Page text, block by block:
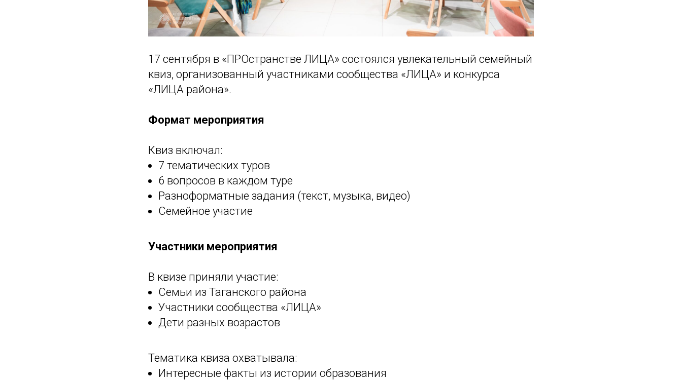
17 сентября в «ПРОстранстве ЛИЦА» состоялся увлекательный семейный
квиз, организованный участниками сообщества «ЛИЦА» и конкурса
«ЛИЦА района».
Формат мероприятия
Квиз включал:
7 тематических туров
6 вопросов в каждом туре
Разноформатные задания (текст, музыка, видео)
Семейное участие
Участники мероприятия
В квизе приняли участие:
Семьи из Таганского района
Участники сообщества «ЛИЦА»
Дети разных возрастов
Тематика квиза охватывала:
Интересные факты из истории образования